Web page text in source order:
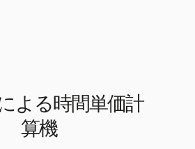
よる時間単価計
算機